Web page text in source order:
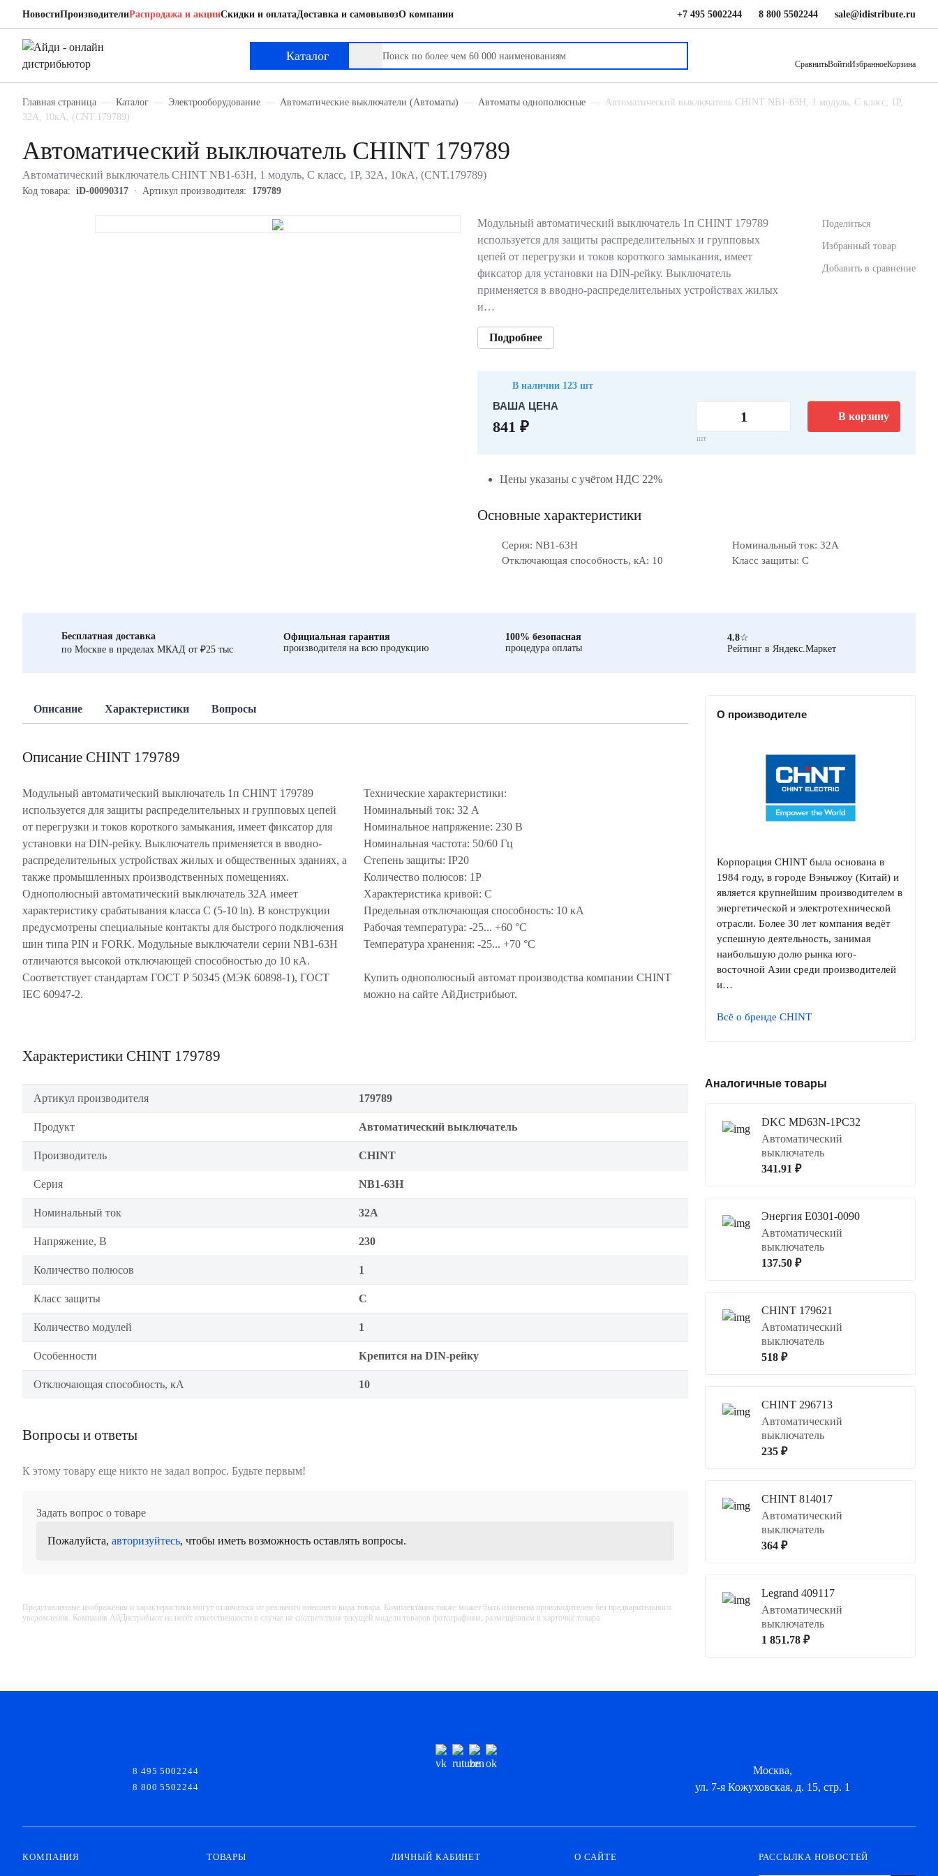
НовостиПроизводителиРаспродажа и акцииСкидки и оплатаДоставка и самовывозО компании +7 495 5002244 8 800 5502244 sale@idistribute.ru
Каталог
СравнитьВойтиИзбранноеКорзина
Главная страница Каталог Электрооборудование Автоматические выключатели (Автоматы) Автоматы однополюсные
Автоматический выключатель CHINT NB1-63H, 1 модуль, C класс, 1P,
32А, 10кА, (CNT.179789)
Автоматический выключатель CHINT 179789
Автоматический выключатель CHINT NB1-63H, 1 модуль, C класс, 1P, 32А, 10кА, (CNT.179789)
Код товара: iD-00090317 Артикул производителя: 179789
Модульный автоматический выключатель 1п CHINT 179789
используется для защиты распределительных и групповых
цепей от перегрузки и токов короткого замыкания, имеет
фиксатор для установки на DIN-рейку. Выключатель
применяется в вводно-распределительных устройствах жилых
и…
Подробнее
Поделиться
Избранный товар
Добавить в сравнение
В наличии 123 шт
ВАША ЦЕНА
841 ₽
шт
В корзину
Цены указаны с учётом НДС 22%
Основные характеристики
Серия: NB1-63H
Номинальный ток: 32А
Отключающая способность, кА: 10
Класс защиты: C
Бесплатная доставка
по Москве в пределах МКАД от ₽25 тыс
Официальная гарантия
производителя на всю продукцию
100% безопасная
процедура оплаты
4.8☆
Рейтинг в Яндекс.Маркет
Описание Характеристики Вопросы
Описание CHINT 179789
Модульный автоматический выключатель 1п CHINT 179789
используется для защиты распределительных и групповых цепей
от перегрузки и токов короткого замыкания, имеет фиксатор для
установки на DIN-рейку. Выключатель применяется в вводно-
распределительных устройствах жилых и общественных зданиях, а
также промышленных производственных помещениях.
Однополюсный автоматический выключатель 32А имеет
характеристику срабатывания класса С (5-10 ln). В конструкции
предусмотрены специальные контакты для быстрого подключения
шин типа PIN и FORK. Модульные выключатели серии NB1-63H
отличаются высокой отключающей способностью до 10 кА.
Соответствует стандартам ГОСТ Р 50345 (МЭК 60898-1), ГОСТ
IEC 60947-2.
Технические характеристики:
Номинальный ток: 32 А
Номинальное напряжение: 230 В
Номинальная частота: 50/60 Гц
Степень защиты: IP20
Количество полюсов: 1P
Характеристика кривой: С
Предельная отключающая способность: 10 кА
Рабочая температура: -25... +60 °C
Температура хранения: -25... +70 °C
Купить однополюсный автомат производства компании CHINT
можно на сайте АйДистрибьют.
Характеристики CHINT 179789
Артикул производителя 179789
Продукт Автоматический выключатель
Производитель CHINT
Серия NB1-63H
Номинальный ток 32А
Напряжение, В 230
Количество полюсов 1
Класс защиты C
Количество модулей 1
Особенности Крепится на DIN-рейку
Отключающая способность, кА 10
Вопросы и ответы
К этому товару еще никто не задал вопрос. Будьте первым!
Задать вопрос о товаре
Пожалуйста, авторизуйтесь, чтобы иметь возможность оставлять вопросы.
Представленные изображения и характеристики могут отличаться от реального внешнего вида товара. Комплектация также может быть изменена производителем без предварительного
уведомления. Компания АйДистрибьют не несёт ответственности в случае не соответствия текущей модели товаров фотографиям, размещённым в карточке товара.
О производителе
Корпорация CHINT была основана в
1984 году, в городе Вэньчжоу (Китай) и
является крупнейшим производителем в
энергетической и электротехнической
отрасли. Более 30 лет компания ведёт
успешную деятельность, занимая
наибольшую долю рынка юго-
восточной Азии среди производителей
и…
Всё о бренде CHINT
Аналогичные товары
DKC MD63N-1PC32
Автоматический
выключатель
341.91 ₽
Энергия Е0301-0090
Автоматический
выключатель
137.50 ₽
CHINT 179621
Автоматический
выключатель
518 ₽
CHINT 296713
Автоматический
выключатель
235 ₽
CHINT 814017
Автоматический
выключатель
364 ₽
Legrand 409117
Автоматический
выключатель
1 851.78 ₽
CHINT 179789
Автоматический выключатель
8 495 5002244
8 800 5502244
Москва,
ул. 7-я Кожуховская, д. 15, стр. 1
КОМПАНИЯ ТОВАРЫ ЛИЧНЫЙ КАБИНЕТ О САЙТЕ РАССЫЛКА НОВОСТЕЙ